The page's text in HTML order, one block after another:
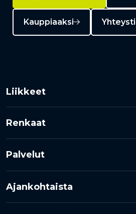
Kauppiaaksi
Liikkeet
Renkaat
Henkilöauton renkaat
Kuorma-auton renkaat
Palvelut
Rengashotelli
Ajankohtaista
Kampanjat